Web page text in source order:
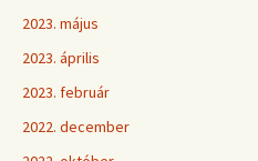
2023. május
2023. április
2023. február
2022. december